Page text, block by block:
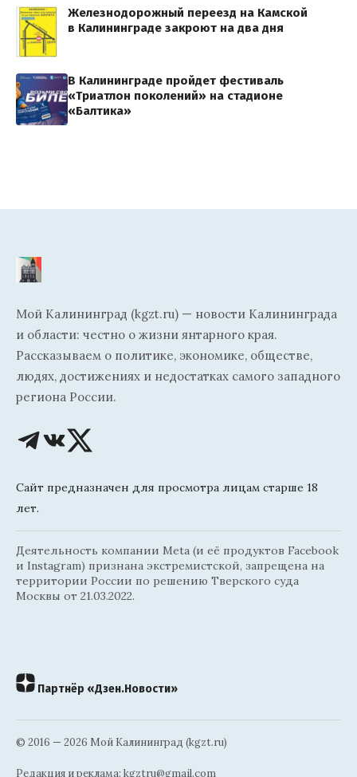
Железнодорожный переезд на Камской
в Калининграде закроют на два дня
В Калининграде пройдет фестиваль
«Триатлон поколений» на стадионе
«Балтика»
Мой Калининград (kgzt.ru) — новости Калининграда
и области: честно о жизни янтарного края.
Рассказываем о политике, экономике, обществе,
людях, достижениях и недостатках самого западного
региона России.
Сайт предназначен для просмотра лицам старше 18
лет.
Деятельность компании Meta (и её продуктов Facebook
и Instagram) признана экстремистской, запрещена на
территории России по решению Тверского суда
Москвы от 21.03.2022.
Партнёр «Дзен.Новости»
© 2016 — 2026 Мой Калининград (kgzt.ru)
Редакция и реклама: kgztru@gmail.com